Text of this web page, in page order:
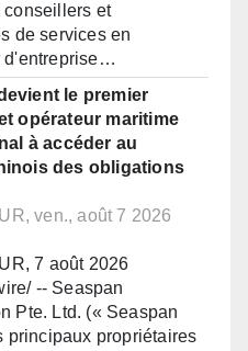
conseillers et
de services en
d'entreprise…
le premier
opérateur maritime
à accéder au
des obligations
ven., août 7 2026
7 août 2026
-- Seaspan
Pte. Ltd. (« Seaspan
principaux propriétaires